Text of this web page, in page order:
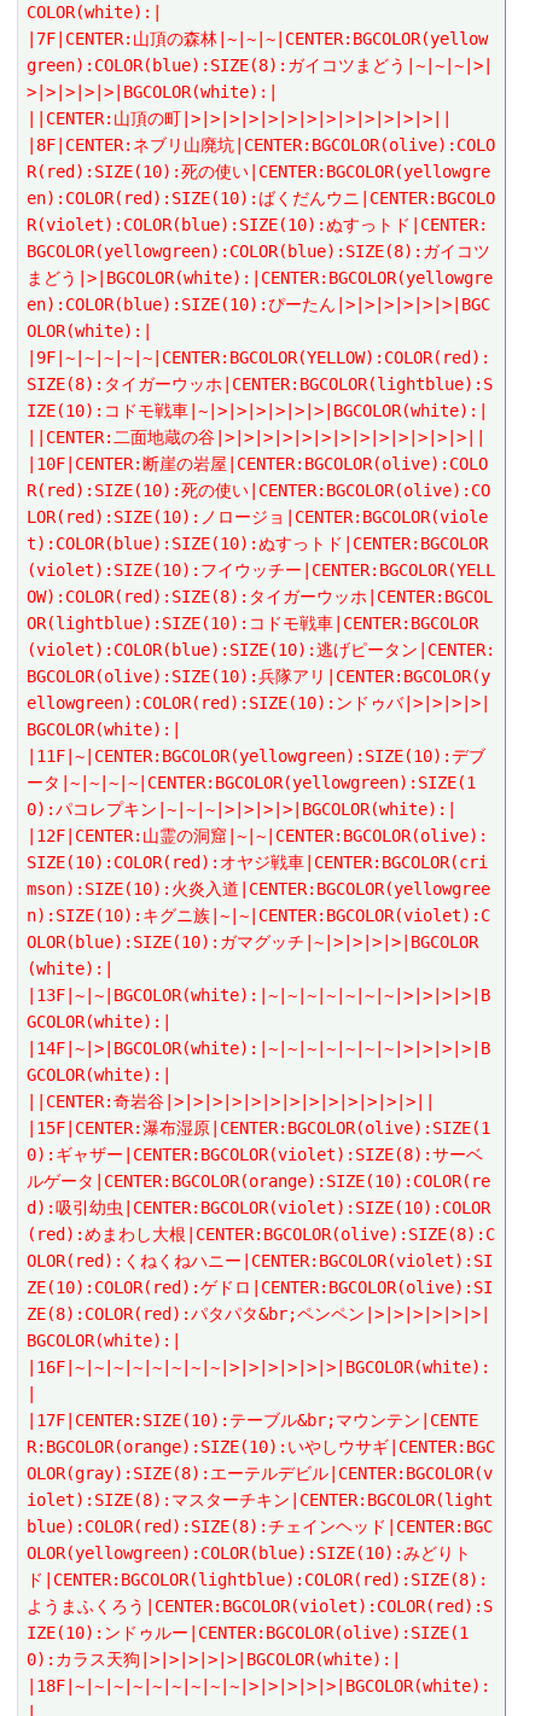
COLOR(white):|
|7F|CENTER:山頂の森林|~|~|~|CENTER:BGCOLOR(yellow
green):COLOR(blue):SIZE(8):ガイコツまどう|~|~|~|>|
>|>|>|>|>|BGCOLOR(white):|
||CENTER:山頂の町|>|>|>|>|>|>|>|>|>|>|>|>|>||
|8F|CENTER:ネブリ山廃坑|CENTER:BGCOLOR(olive):COLO
R(red):SIZE(10):死の使い|CENTER:BGCOLOR(yellowgre
en):COLOR(red):SIZE(10):ばくだんウニ|CENTER:BGCOLO
R(violet):COLOR(blue):SIZE(10):ぬすっトド|CENTER:
BGCOLOR(yellowgreen):COLOR(blue):SIZE(8):ガイコツ
まどう|>|BGCOLOR(white):|CENTER:BGCOLOR(yellowgre
en):COLOR(blue):SIZE(10):ぴーたん|>|>|>|>|>|>|BGC
OLOR(white):|
|9F|~|~|~|~|~|CENTER:BGCOLOR(YELLOW):COLOR(red):
SIZE(8):タイガーウッホ|CENTER:BGCOLOR(lightblue):S
IZE(10):コドモ戦車|~|>|>|>|>|>|>|BGCOLOR(white):|
||CENTER:二面地蔵の谷|>|>|>|>|>|>|>|>|>|>|>|>|>||
|10F|CENTER:断崖の岩屋|CENTER:BGCOLOR(olive):COLO
R(red):SIZE(10):死の使い|CENTER:BGCOLOR(olive):CO
LOR(red):SIZE(10):ノロージョ|CENTER:BGCOLOR(viole
t):COLOR(blue):SIZE(10):ぬすっトド|CENTER:BGCOLOR
(violet):SIZE(10):フイウッチー|CENTER:BGCOLOR(YELL
OW):COLOR(red):SIZE(8):タイガーウッホ|CENTER:BGCOL
OR(lightblue):SIZE(10):コドモ戦車|CENTER:BGCOLOR
(violet):COLOR(blue):SIZE(10):逃げピータン|CENTER:
BGCOLOR(olive):SIZE(10):兵隊アリ|CENTER:BGCOLOR(y
ellowgreen):COLOR(red):SIZE(10):ンドゥバ|>|>|>|>|
BGCOLOR(white):|
|11F|~|CENTER:BGCOLOR(yellowgreen):SIZE(10):デブ
ータ|~|~|~|~|CENTER:BGCOLOR(yellowgreen):SIZE(1
0):パコレプキン|~|~|~|>|>|>|>|BGCOLOR(white):|
|12F|CENTER:山霊の洞窟|~|~|CENTER:BGCOLOR(olive):
SIZE(10):COLOR(red):オヤジ戦車|CENTER:BGCOLOR(cri
mson):SIZE(10):火炎入道|CENTER:BGCOLOR(yellowgree
n):SIZE(10):キグニ族|~|~|CENTER:BGCOLOR(violet):C
OLOR(blue):SIZE(10):ガマグッチ|~|>|>|>|>|BGCOLOR
(white):|
|13F|~|~|BGCOLOR(white):|~|~|~|~|~|~|~|>|>|>|>|B
GCOLOR(white):|
|14F|~|>|BGCOLOR(white):|~|~|~|~|~|~|~|>|>|>|>|B
GCOLOR(white):|
||CENTER:奇岩谷|>|>|>|>|>|>|>|>|>|>|>|>|>||
|15F|CENTER:瀑布湿原|CENTER:BGCOLOR(olive):SIZE(1
0):ギャザー|CENTER:BGCOLOR(violet):SIZE(8):サーベ
ルゲータ|CENTER:BGCOLOR(orange):SIZE(10):COLOR(re
d):吸引幼虫|CENTER:BGCOLOR(violet):SIZE(10):COLOR
(red):めまわし大根|CENTER:BGCOLOR(olive):SIZE(8):C
OLOR(red):くねくねハニー|CENTER:BGCOLOR(violet):SI
ZE(10):COLOR(red):ゲドロ|CENTER:BGCOLOR(olive):SI
ZE(8):COLOR(red):パタパタ&br;ペンペン|>|>|>|>|>|>|
BGCOLOR(white):|
|16F|~|~|~|~|~|~|~|~|>|>|>|>|>|>|BGCOLOR(white):
|17F|CENTER:SIZE(10):テーブル&br;マウンテン|CENTE
R:BGCOLOR(orange):SIZE(10):いやしウサギ|CENTER:BGC
OLOR(gray):SIZE(8):エーテルデビル|CENTER:BGCOLOR(v
iolet):SIZE(8):マスターチキン|CENTER:BGCOLOR(light
blue):COLOR(red):SIZE(8):チェインヘッド|CENTER:BGC
OLOR(yellowgreen):COLOR(blue):SIZE(10):みどりト
ド|CENTER:BGCOLOR(lightblue):COLOR(red):SIZE(8):
ようまふくろう|CENTER:BGCOLOR(violet):COLOR(red):S
IZE(10):ンドゥルー|CENTER:BGCOLOR(olive):SIZE(1
0):カラス天狗|>|>|>|>|>|BGCOLOR(white):|
|18F|~|~|~|~|~|~|~|~|~|>|>|>|>|>|BGCOLOR(white):